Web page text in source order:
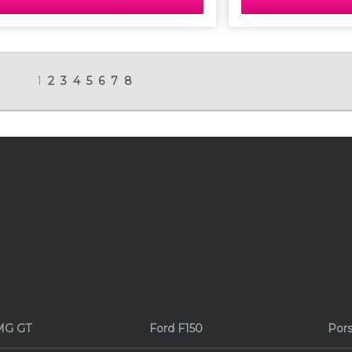
echt die
1 2 3 4 5 6 7 8
GT Ford F150